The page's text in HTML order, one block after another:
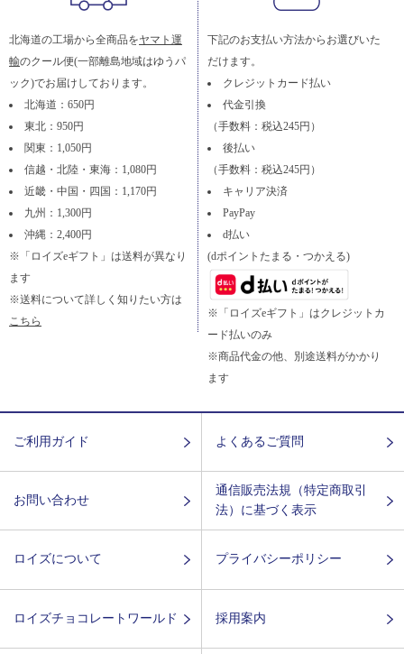
北海道の工場から全商品をヤマト運
輸のクール便(一部離島地域はゆうパ
ック)でお届けしております。
北海道：650円
東北：950円
関東：1,050円
信越・北陸・東海：1,080円
近畿・中国・四国：1,170円
九州：1,300円
沖縄：2,400円
※「ロイズeギフト」は送料が異なり
ます
※送料について詳しく知りたい方は
こちら
下記のお支払い方法からお選びいた
だけます。
クレジットカード払い
代金引換
（手数料：税込245円）
後払い
（手数料：税込245円）
キャリア決済
PayPay
d払い
(dポイントたまる・つかえる)
※「ロイズeギフト」はクレジットカ
ード払いのみ
※商品代金の他、別途送料がかかり
ます
ご利用ガイド よくあるご質問
お問い合わせ
通信販売法規（特定商取引
法）に基づく表示
ロイズについて プライバシーポリシー
ロイズチョコレートワールド 採用案内